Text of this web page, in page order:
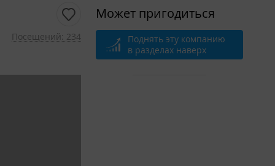
Посещений: 234
Может пригодиться
Поднять эту компанию
в разделах наверх